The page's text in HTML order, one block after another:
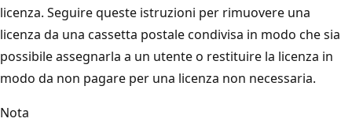
licenza. Seguire queste istruzioni per rimuovere una
licenza da una cassetta postale condivisa in modo che sia
possibile assegnarla a un utente o restituire la licenza in
modo da non pagare per una licenza non necessaria.
Nota